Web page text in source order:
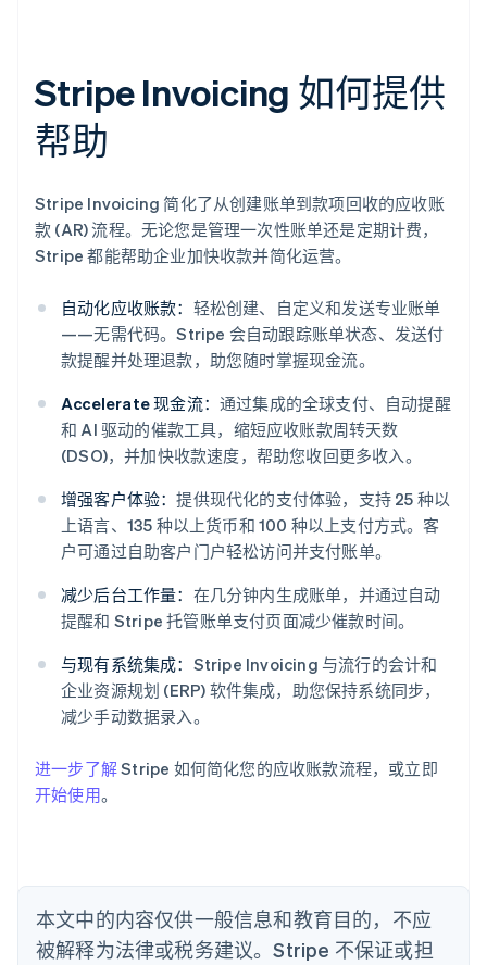
Stripe Invoicing 如何提供
帮助
Stripe Invoicing 简化了从创建账单到款项回收的应收账
款 (AR) 流程。无论您是管理一次性账单还是定期计费，
Stripe 都能帮助企业加快收款并简化运营。
自动化应收账款： 轻松创建、自定义和发送专业账单
——无需代码。Stripe 会自动跟踪账单状态、发送付
款提醒并处理退款，助您随时掌握现金流。
Accelerate 现金流： 通过集成的全球支付、自动提醒
和 AI 驱动的催款工具，缩短应收账款周转天数
(DSO)，并加快收款速度，帮助您收回更多收入。
增强客户体验：提供现代化的支付体验，支持 25 种以
上语言、135 种以上货币和 100 种以上支付方式。客
户可通过自助客户门户轻松访问并支付账单。
减少后台工作量： 在几分钟内生成账单，并通过自动
提醒和 Stripe 托管账单支付页面减少催款时间。
与现有系统集成： Stripe Invoicing 与流行的会计和
企业资源规划 (ERP) 软件集成，助您保持系统同步，
减少手动数据录入。
进一步了解Stripe 如何简化您的应收账款流程，或立即
开始使用。
本文中的内容仅供一般信息和教育目的，不应
被解释为法律或税务建议。Stripe 不保证或担
阿联酋
English
爱尔兰
English
爱沙尼亚
English
奥地利
澳大利亚
English
巴西
保加利亚
English
比利时
丹麦
English
德国
DeutschEnglish